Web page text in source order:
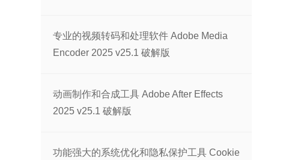
专业的视频转码和处理软件 Adobe Media
Encoder 2025 v25.1 破解版
动画制作和合成工具 Adobe After Effects
2025 v25.1 破解版
功能强大的系统优化和隐私保护工具 Cookie